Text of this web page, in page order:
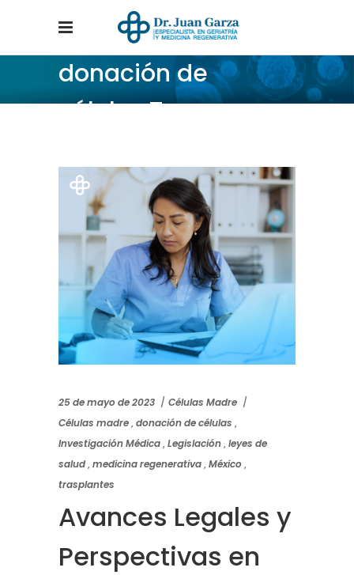
donación de
células Tag
25 de mayo de 2023
Células Madre
Células madre,donación de células ,
Investigación Médica,Legislación,leyes de
salud,medicina regenerativa,México,
trasplantes
Avances Legales y
Perspectivas en